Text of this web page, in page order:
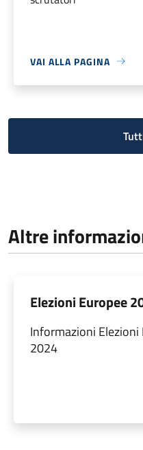
VAI ALLA PAGINA
Altre
Elezioni Europee
Informazioni
2024